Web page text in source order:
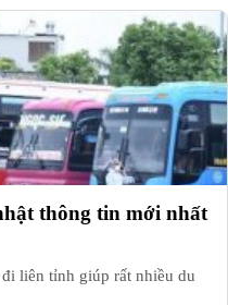
thông tin mới nhất
liên tỉnh giúp rất nhiều du